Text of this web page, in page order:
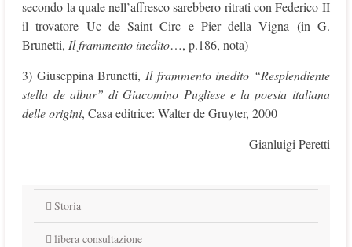
secondo la quale nell’affresco sarebbero ritrati con Federico II
il trovatore Uc de Saint Circ e Pier della Vigna (in G.
Brunetti, Il frammento inedito…, p.186, nota)
3) Giuseppina Brunetti, Il frammento inedito “Resplendiente
stella de albur” di Giacomino Pugliese e la poesia italiana
delle origini, Casa editrice: Walter de Gruyter, 2000
Gianluigi Peretti
Storia
libera consultazione